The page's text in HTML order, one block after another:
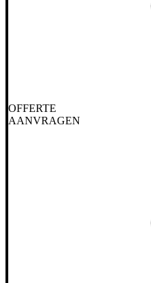
OFFERTE
AANVRAGEN